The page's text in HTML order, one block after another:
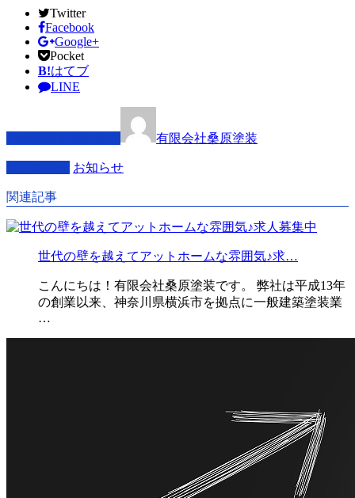
Twitter
Facebook
Google+
Pocket
B!はてブ
LINE
有限会社桑原塗装
お知らせ
関連記事
世代の壁を越えてアットホームな雰囲気♪求…
こんにちは！有限会社桑原塗装です。 弊社は平成13年
の創業以来、神奈川県横浜市を拠点に一般建築塗装業
…